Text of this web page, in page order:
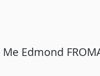
Edmond